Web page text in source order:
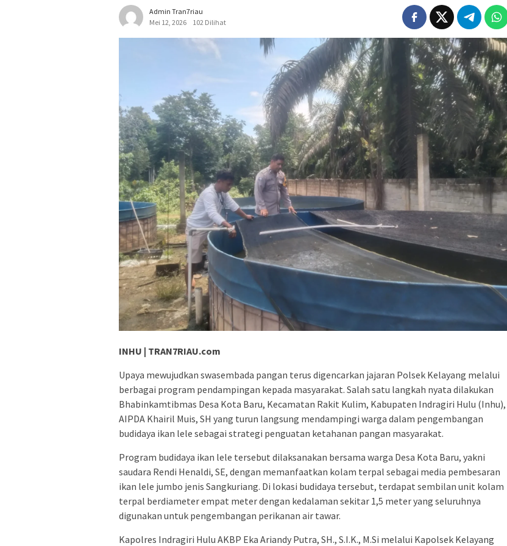
Admin Tran7riau
Mei 12, 2026
102 Dilihat
INHU | TRAN7RIAU.com
Upaya mewujudkan swasembada pangan terus digencarkan jajaran Polsek Kelayang melalui
berbagai program pendampingan kepada masyarakat. Salah satu langkah nyata dilakukan
Bhabinkamtibmas Desa Kota Baru, Kecamatan Rakit Kulim, Kabupaten Indragiri Hulu (Inhu),
AIPDA Khairil Muis, SH yang turun langsung mendampingi warga dalam pengembangan
budidaya ikan lele sebagai strategi penguatan ketahanan pangan masyarakat.
Program budidaya ikan lele tersebut dilaksanakan bersama warga Desa Kota Baru, yakni
saudara Rendi Henaldi, SE, dengan memanfaatkan kolam terpal sebagai media pembesaran
ikan lele jumbo jenis Sangkuriang. Di lokasi budidaya tersebut, terdapat sembilan unit kolam
terpal berdiameter empat meter dengan kedalaman sekitar 1,5 meter yang seluruhnya
digunakan untuk pengembangan perikanan air tawar.
Kapolres Indragiri Hulu AKBP Eka Ariandy Putra, SH., S.I.K., M.Si melalui Kapolsek Kelayang